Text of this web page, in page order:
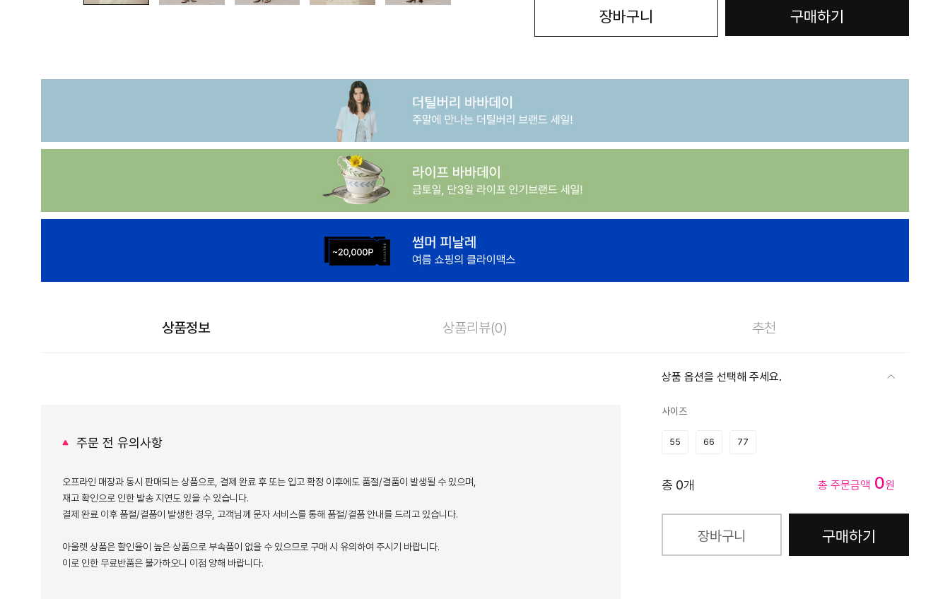
장바구니 구매하기
상품정보 상품리뷰(0) 추천
주문 전 유의사항
오프라인 매장과 동시 판매되는 상품으로, 결제 완료 후 또는 입고 확정 이후에도 품절/결품이 발생될 수 있으며,
재고 확인으로 인한 발송 지연도 있을 수 있습니다.
결제 완료 이후 품절/결품이 발생한 경우, 고객님께 문자 서비스를 통해 품절/결품 안내를 드리고 있습니다.
아울렛 상품은 할인율이 높은 상품으로 부속품이 없을 수 있으므로 구매 시 유의하여 주시기 바랍니다.
이로 인한 무료반품은 불가하오니 이점 양해 바랍니다.
상품 옵션을 선택해 주세요.
사이즈
55 66 77
총 0개 총 주문금액 0원
장바구니 구매하기